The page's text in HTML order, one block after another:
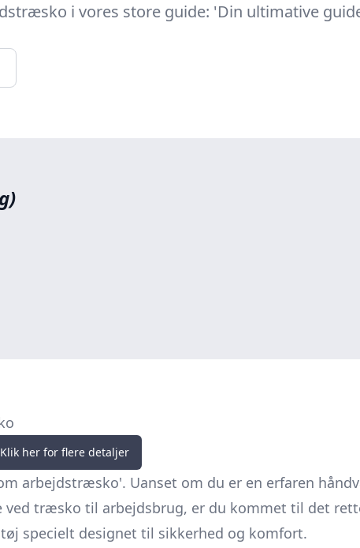
i vores store guide: 'Din ultimative
her for flere detaljer
arbejdstræsko'. Uanset om du er en erfaren
ved træsko til arbejdsbrug, er du kommet til det
specielt designet til sikkerhed og komfort.